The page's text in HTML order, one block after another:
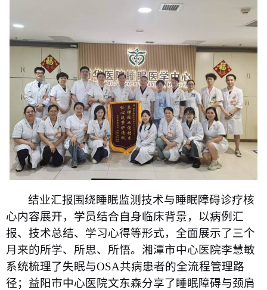
结业汇报围绕睡眠监测技术与睡眠障碍诊疗核
心内容展开，学员结合自身临床背景，以病例汇
报、技术总结、学习心得等形式，全面展示了三个
月来的所学、所思、所悟。湘潭市中心医院李慧敏
系统梳理了失眠与OSA共病患者的全流程管理路
径；益阳市中心医院文东森分享了睡眠障碍与颈肩